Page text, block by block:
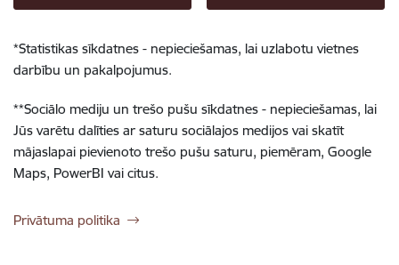
*Statistikas sīkdatnes - nepieciešamas, lai uzlabotu vietnes
darbību un pakalpojumus.
**Sociālo mediju un trešo pušu sīkdatnes - nepieciešamas, lai
Jūs varētu dalīties ar saturu sociālajos medijos vai skatīt
mājaslapai pievienoto trešo pušu saturu, piemēram, Google
Maps, PowerBI vai citus.
Privātuma politika